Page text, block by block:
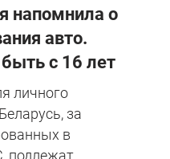
напомнила о
авто.
с 16 лет
личного
за
в
подлежат